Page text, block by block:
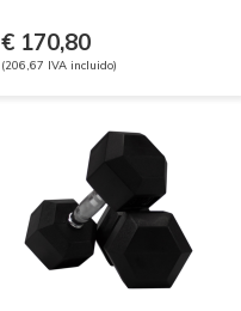
€ 170,80
(206,67 IVA incluido)